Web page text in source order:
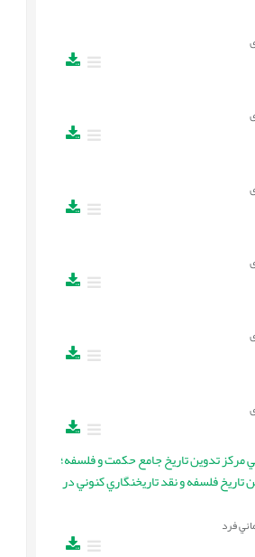
تدوين تاريخ جامع حکمت و فلسفه؛
فلسفه و نقد تاريخنگاري کنوني در
فرد